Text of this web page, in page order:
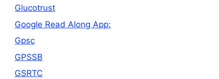
Glucotrust
Google Read Along App:
Gpsc
GPSSB
GSRTC